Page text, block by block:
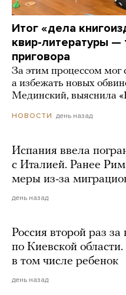
Итог «дела
квир-литературы —
приговора
За этим процессом мог
а избежать новых
Мединский, выяснила
НОВОСТИ день назад
Испания ввела
с Италией. Ранее
меры из-за
день назад
Россия второй раз
по Киевской
в том числе ребенок
день назад